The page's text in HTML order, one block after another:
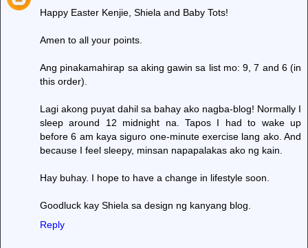
Happy Easter Kenjie, Shiela and Baby Tots!
Amen to all your points.
Ang pinakamahirap sa aking gawin sa list mo: 9, 7 and 6 (in
this order).
Lagi akong puyat dahil sa bahay ako nagba-blog! Normally I
sleep around 12 midnight na. Tapos I had to wake up
before 6 am kaya siguro one-minute exercise lang ako. And
because I feel sleepy, minsan napapalakas ako ng kain.
Hay buhay. I hope to have a change in lifestyle soon.
Goodluck kay Shiela sa design ng kanyang blog.
Reply